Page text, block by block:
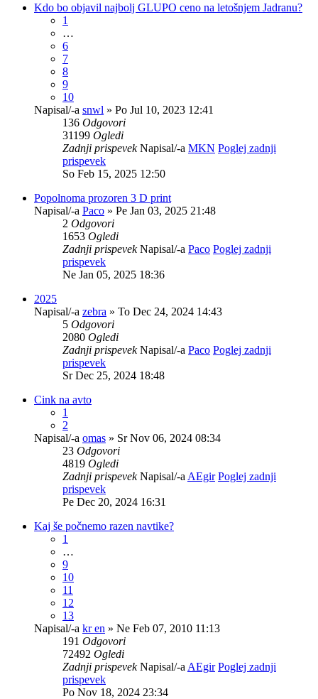
Kdo bo objavil najbolj GLUPO ceno na letošnjem Jadranu?
1
…
6
7
8
9
10
Napisal/-a snwl » Po Jul 10, 2023 12:41
136 Odgovori
31199 Ogledi
Zadnji prispevekNapisal/-a MKN Poglej zadnji
prispevek
So Feb 15, 2025 12:50
Popolnoma prozoren 3 D print
Napisal/-a Paco » Pe Jan 03, 2025 21:48
2 Odgovori
1653 Ogledi
Zadnji prispevekNapisal/-a Paco Poglej zadnji
prispevek
Ne Jan 05, 2025 18:36
2025
Napisal/-a zebra » To Dec 24, 2024 14:43
5 Odgovori
2080 Ogledi
Zadnji prispevekNapisal/-a Paco Poglej zadnji
prispevek
Sr Dec 25, 2024 18:48
Cink na avto
1
2
Napisal/-a omas » Sr Nov 06, 2024 08:34
23 Odgovori
4819 Ogledi
Zadnji prispevekNapisal/-a AEgir Poglej zadnji
prispevek
Pe Dec 20, 2024 16:31
Kaj še počnemo razen navtike?
1
…
9
10
11
12
13
Napisal/-a kr en » Ne Feb 07, 2010 11:13
191 Odgovori
72492 Ogledi
Zadnji prispevekNapisal/-a AEgir Poglej zadnji
prispevek
Po Nov 18, 2024 23:34